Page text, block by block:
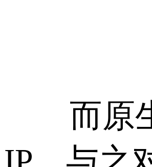
而原生